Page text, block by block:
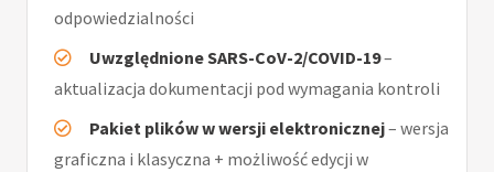
odpowiedzialności
Uwzględnione SARS-CoV-2/COVID-19–
aktualizacja dokumentacji pod wymagania kontroli
Pakiet plików w wersji elektronicznej– wersja
graficzna i klasyczna + możliwość edycji w